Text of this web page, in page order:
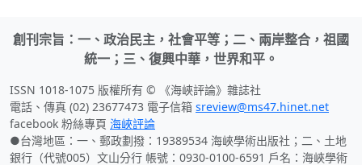
創刊宗旨：一、政治民主，社會平等；二、兩岸整合，祖國
統一；三、復興中華，世界和平。
ISSN 1018-1075 版權所有 © 《海峽評論》雜誌社
電話、傳真 (02) 23677473 電子信箱 sreview@ms47.hinet.net
facebook 粉絲專頁 海峽評論
●台灣地區：一、郵政劃撥：19389534 海峽學術出版社；二、土地
銀行（代號005）文山分行 帳號：0930-0100-6591 戶名：海峽學術